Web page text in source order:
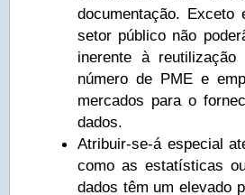
documentação.
setor público não
inerente à
número de PME e
mercados para o
dados.
Atribuir-se-á especial
como as estatísticas
dados têm um elevado